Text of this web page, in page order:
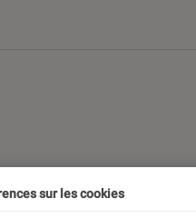
Chaines Hi-Fi
sur les cookies